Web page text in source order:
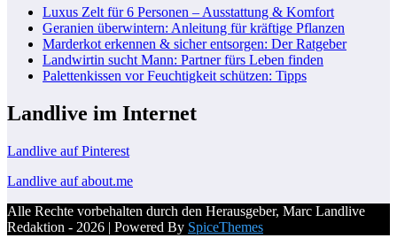
Luxus Zelt für 6 Personen – Ausstattung & Komfort
Geranien überwintern: Anleitung für kräftige Pflanzen
Marderkot erkennen & sicher entsorgen: Der Ratgeber
Landwirtin sucht Mann: Partner fürs Leben finden
Palettenkissen vor Feuchtigkeit schützen: Tipps
Landlive im Internet
Landlive auf Pinterest
Landlive auf about.me
Alle Rechte vorbehalten durch den Herausgeber, Marc Landlive
Redaktion - 2026 | Powered By SpiceThemes